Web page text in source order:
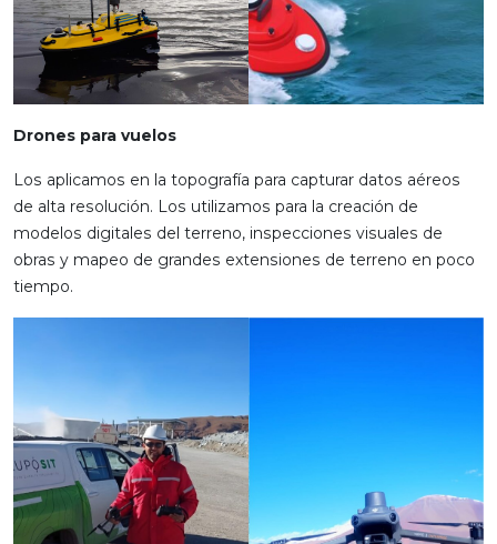
Drones para vuelos
Los aplicamos en la topografía para capturar datos aéreos
de alta resolución. Los utilizamos para la creación de
modelos digitales del terreno, inspecciones visuales de
obras y mapeo de grandes extensiones de terreno en poco
tiempo.